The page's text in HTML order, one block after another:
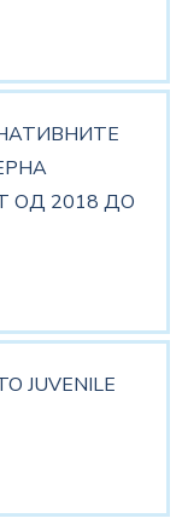
ОД 2018 ДО
JUVENILE